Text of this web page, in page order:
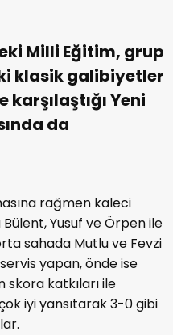
Milli Eğitim, grup
klasik galibiyetler
Yeni
da
rağmen kaleci
Yusuf ve Örpen ile
sahada Mutlu ve Fevzi
yapan, önde ise
skora katkıları ile
iyi yansıtarak 3-0 gibi